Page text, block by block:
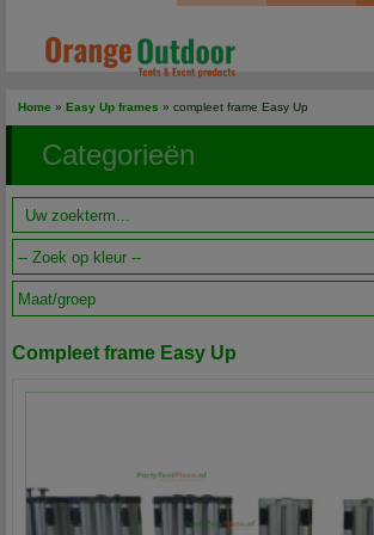
Home » Easy Up frames » compleet frame Easy Up
Categorieën
Compleet frame Easy Up